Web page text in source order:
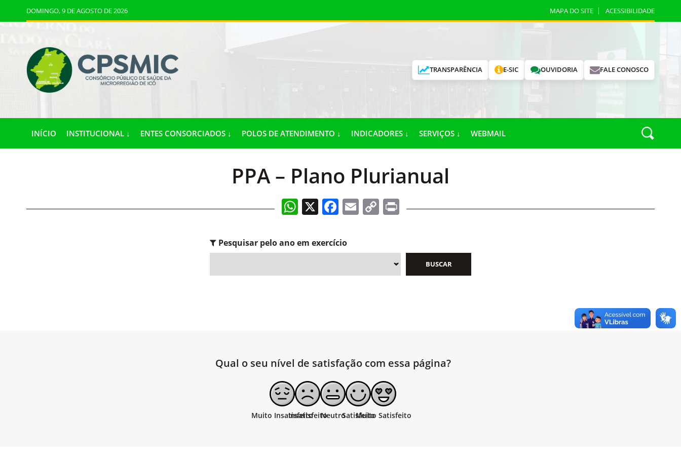
DOMINGO, 9 DE AGOSTO DE 2026 MAPA DO SITE ACESSIBILIDADE
TRANSPARÊNCIA E-SIC OUVIDORIA FALE CONOSCO
INÍCIO INSTITUCIONAL ↓ ENTES CONSORCIADOS ↓ POLOS DE ATENDIMENTO ↓ INDICADORES ↓ SERVIÇOS ↓ WEBMAIL
PPA – Plano Plurianual
WhatsApp
X Facebook
EmailCopyPrint
Pesquisar pelo ano em exercício
Qual o seu nível de satisfação com essa página?